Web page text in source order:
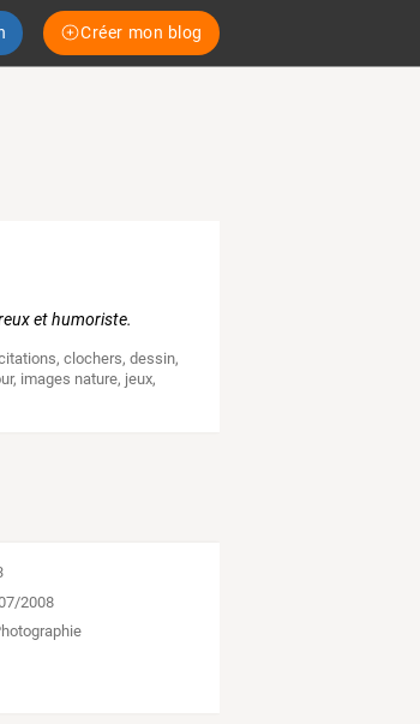
Créer mon blog
et humoriste.
,clochers,dessin,
, images nature, jeux,
2008